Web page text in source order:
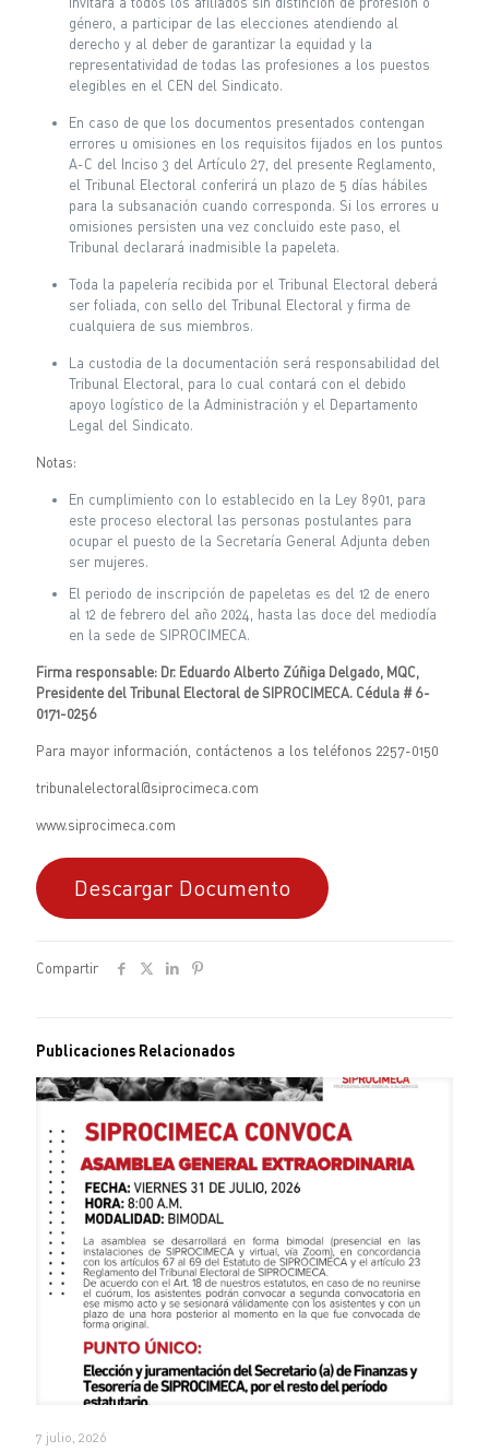
género, a participar de las elecciones atendiendo al
derecho y al deber de garantizar la equidad y la
representatividad de todas las profesiones a los puestos
elegibles en el CEN del Sindicato.
En caso de que los documentos presentados contengan
errores u omisiones en los requisitos fijados en los puntos
A-C del Inciso 3 del Artículo 27, del presente Reglamento,
el Tribunal Electoral conferirá un plazo de 5 días hábiles
para la subsanación cuando corresponda. Si los errores u
omisiones persisten una vez concluido este paso, el
Tribunal declarará inadmisible la papeleta.
Toda la papelería recibida por el Tribunal Electoral deberá
ser foliada, con sello del Tribunal Electoral y firma de
cualquiera de sus miembros.
La custodia de la documentación será responsabilidad del
Tribunal Electoral, para lo cual contará con el debido
apoyo logístico de la Administración y el Departamento
Legal del Sindicato.
Notas:
En cumplimiento con lo establecido en la Ley 8901, para
este proceso electoral las personas postulantes para
ocupar el puesto de la Secretaría General Adjunta deben
ser mujeres.
El periodo de inscripción de papeletas es del 12 de enero
al 12 de febrero del año 2024, hasta las doce del mediodía
en la sede de SIPROCIMECA.
Firma responsable: Dr. Eduardo Alberto Zúñiga Delgado, MQC,
Presidente del Tribunal Electoral de SIPROCIMECA. Cédula # 6-
0171-0256
Para mayor información, contáctenos a los teléfonos 2257-0150
tribunalelectoral@siprocimeca.com
www.siprocimeca.com
Descargar Documento
Compartir
Publicaciones Relacionados
7 julio, 2026